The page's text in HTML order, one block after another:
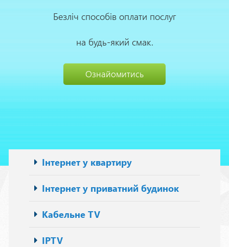
Безліч способів оплати послуг
на будь-який смак.
Ознайомитись
Основна
навіґація
Інтернет у квартиру
Інтернет у приватний будинок
Кабельне TV
IPTV